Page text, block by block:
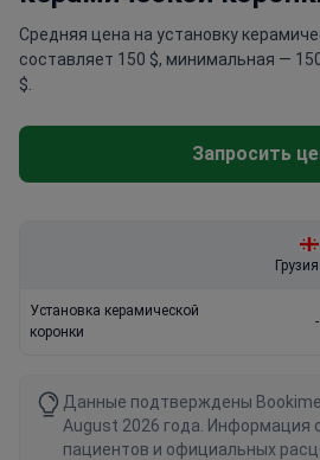
Средняя цена на установку
составляет 150 $, минимальная —
$.
Запросить
Грузия
Установка керамической
коронки
-
Данные подтверждены
August 2026 года. Информация
пациентов и официальных